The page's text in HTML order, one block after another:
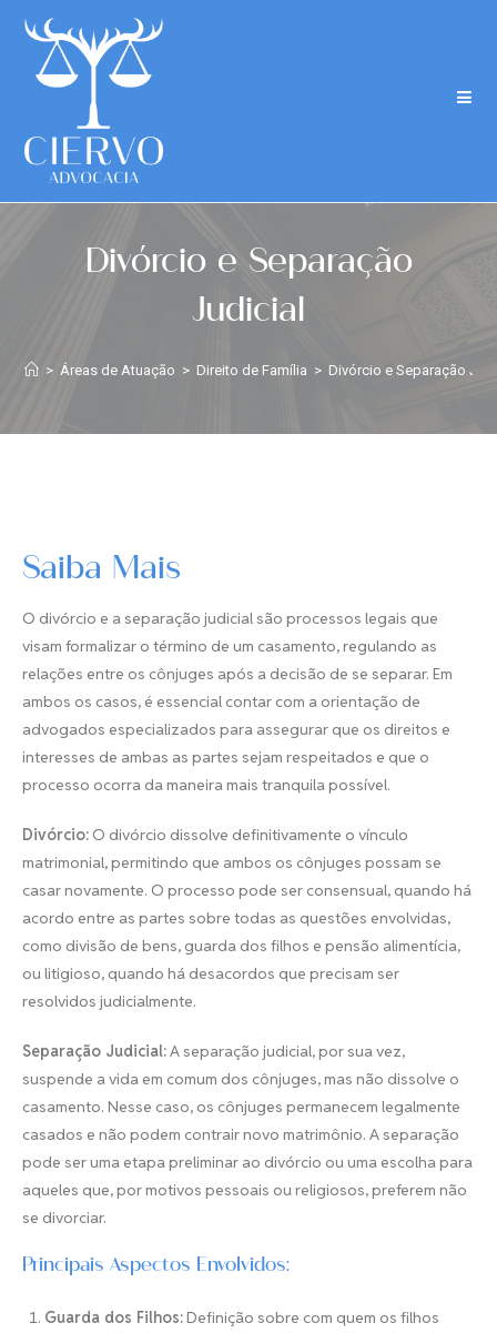
Divórcio e Separação
Judicial
> Áreas de Atuação > Direito de Família > Divórcio e Separação
Saiba Mais
O divórcio e a separação judicial são processos legais que
visam formalizar o término de um casamento, regulando as
relações entre os cônjuges após a decisão de se separar. Em
ambos os casos, é essencial contar com a orientação de
advogados especializados para assegurar que os direitos e
interesses de ambas as partes sejam respeitados e que o
processo ocorra da maneira mais tranquila possível.
Divórcio: O divórcio dissolve definitivamente o vínculo
matrimonial, permitindo que ambos os cônjuges possam se
casar novamente. O processo pode ser consensual, quando há
acordo entre as partes sobre todas as questões envolvidas,
como divisão de bens, guarda dos filhos e pensão alimentícia,
ou litigioso, quando há desacordos que precisam ser
resolvidos judicialmente.
Separação Judicial:A separação judicial, por sua vez,
suspende a vida em comum dos cônjuges, mas não dissolve o
casamento. Nesse caso, os cônjuges permanecem legalmente
casados e não podem contrair novo matrimônio. A separação
pode ser uma etapa preliminar ao divórcio ou uma escolha para
aqueles que, por motivos pessoais ou religiosos, preferem não
se divorciar.
Principais Aspectos Envolvidos:
Guarda dos Filhos:Definição sobre com quem os filhos